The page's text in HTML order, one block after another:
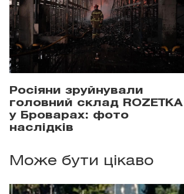
Росіяни зруйнували
головний склад ROZETKA
у Броварах: фото
наслідків
Може бути цікаво